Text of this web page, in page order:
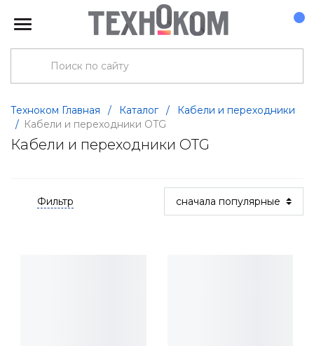
Техноком Главная / Каталог /
Кабели и переходники
/ Кабели и переходники OTG
Кабели и переходники OTG
Фильтр